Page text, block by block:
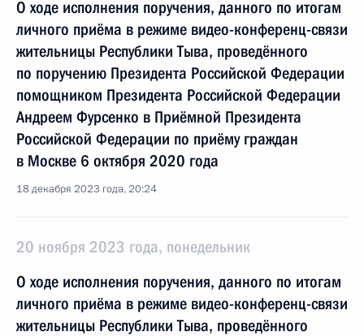
О ходе исполнения поручения, данного по итогам
личного приёма в режиме видео-конференц-связи
жительницы Республики Тыва, проведённого
по поручению Президента Российской Федерации
помощником Президента Российской Федерации
Андреем Фурсенко в Приёмной Президента
Российской Федерации по приёму граждан
в Москве 6 октября 2020 года
18 декабря 2023 года, 20:24
20 ноября 2023 года, понедельник
О ходе исполнения поручения, данного по итогам
личного приёма в режиме видео-конференц-связи
жительницы Республики Тыва, проведённого